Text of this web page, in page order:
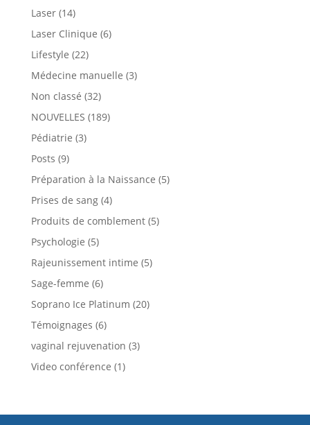
Laser(14)
Laser Clinique (6)
Lifestyle (22)
Médecine manuelle (3)
Non classé (32)
NOUVELLES (189)
Pédiatrie (3)
Posts (9)
Préparation à la Naissance (5)
Prises de sang(4)
Produits de comblement(5)
Psychologie (5)
Rajeunissement intime (5)
Sage-femme (6)
Soprano Ice Platinum (20)
Témoignages (6)
vaginal rejuvenation (3)
Video conférence (1)